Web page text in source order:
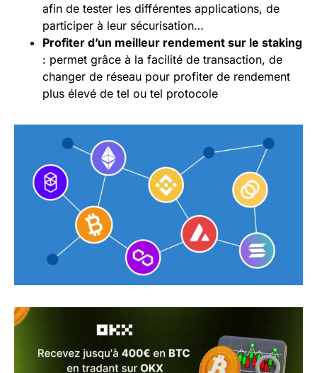
afin de tester les différentes applications, de
participer à leur sécurisation…
Profiter d’un meilleur rendement sur le staking
: permet grâce à la facilité de transaction, de
changer de réseau pour profiter de rendement
plus élevé de tel ou tel protocole